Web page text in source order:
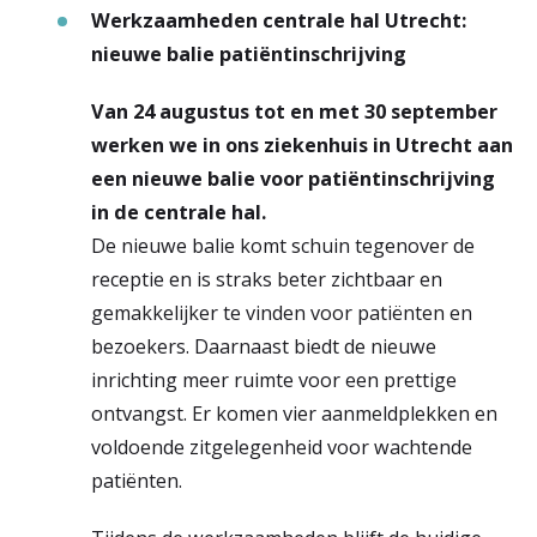
in. Zo komt er meer ruimte.
We vervangen het glazen dak in het
gebouw van de poliklinieken.
voetgangers, fietsers en auto’s die naar
het Gezondheidshuis gaan. Hierdoor
Ferdinand Bolstraat en Bosboomstraat.
Aanpassen kiss & ride en verplaatsen
gehandicaptenparkeerplaatsen.
Er komen meer fietsenstallingen.
Werkzaamheden centrale hal Utrecht:
nieuwe balie patiëntinschrijving
Van 24 augustus tot en met 30 september
werken we in ons ziekenhuis in Utrecht aan
een nieuwe balie voor patiëntinschrijving
in de centrale hal.
De nieuwe balie komt schuin tegenover de
receptie en is straks beter zichtbaar en
gemakkelijker te vinden voor patiënten en
bezoekers. Daarnaast biedt de nieuwe
inrichting meer ruimte voor een prettige
ontvangst. Er komen vier aanmeldplekken en
voldoende zitgelegenheid voor wachtende
patiënten.